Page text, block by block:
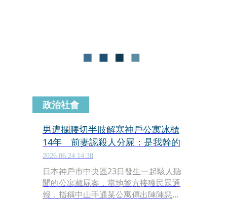
政治社會
男遭攔腰切半肢解塞神戶公寓冰櫃
14年 前妻認殺人分屍：是我幹的
2026.06.24 14:38
日本神戶市中央區23日發生一起駭人聽
聞的公寓藏屍案，當地警方接獲民眾通
報，指稱中山手通某公寓傳出陣陣惡